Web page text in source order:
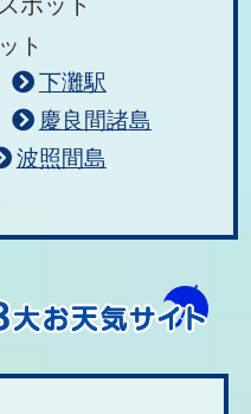
ト
下灘駅
慶良間諸島
波照間島